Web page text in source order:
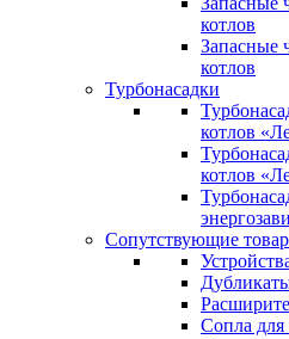
котлов
Запасные
котлов
Турбонасадки
котлов
котлов
Сопутствующие
Сопла для